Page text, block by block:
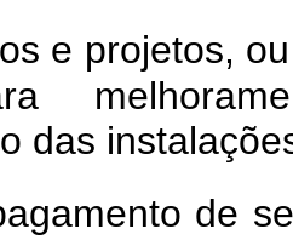
e projetos,
das
de